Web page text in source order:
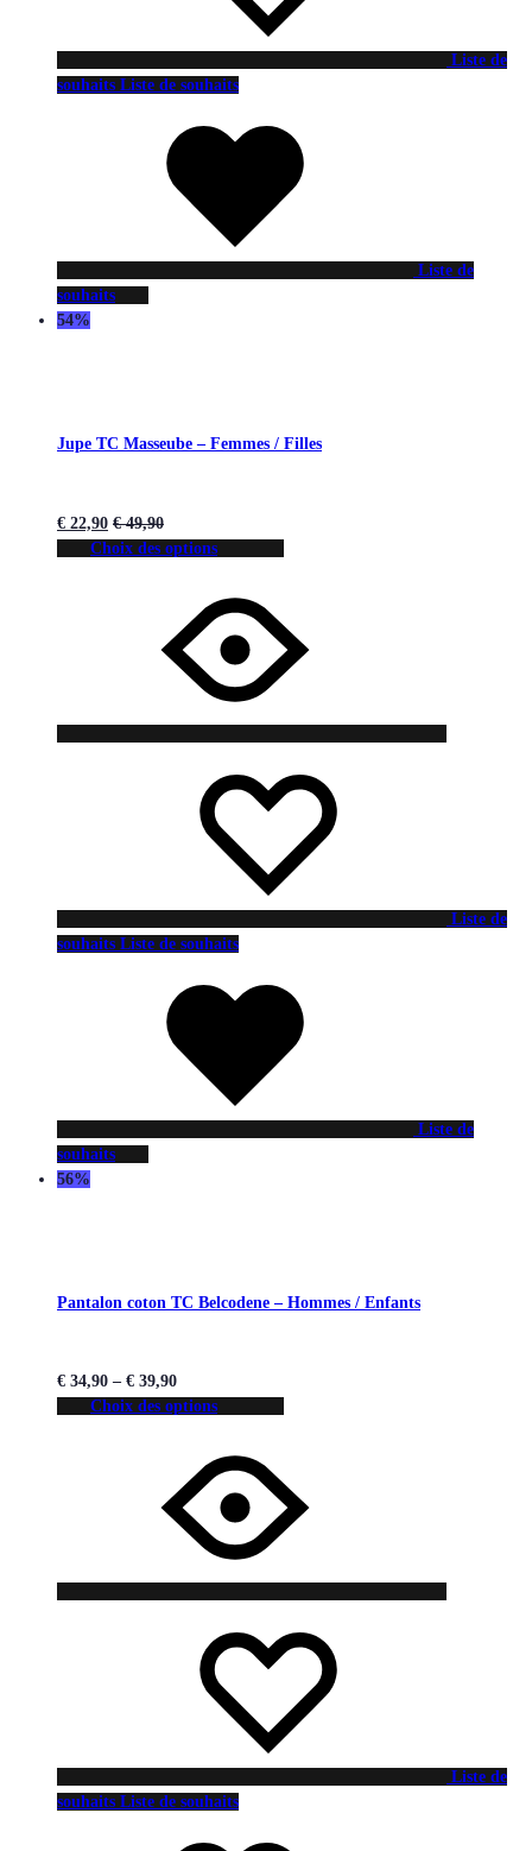
Liste de
souhaits Liste de souhaits
Liste de
souhaits
54%
Jupe TC Masseube – Femmes / Filles
€ 22,90 €49,90
Choix des options
Liste de
souhaits Liste de souhaits
Liste de
souhaits
56%
Pantalon coton TC Belcodene – Hommes / Enfants
€ 34,90 – € 39,90
Choix des options
Liste de
souhaits Liste de souhaits